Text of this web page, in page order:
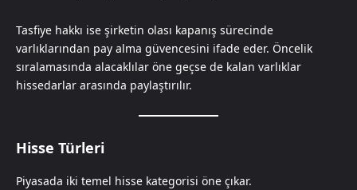
Tasfiye hakkı ise şirketin olası kapanış sürecinde
varlıklarından pay alma güvencesini ifade eder. Öncelik
sıralamasında alacaklılar öne geçse de kalan varlıklar
hissedarlar arasında paylaştırılır.
Hisse Türleri
Piyasada iki temel hisse kategorisi öne çıkar.